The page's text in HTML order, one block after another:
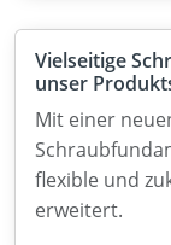
Vielseitige
unser
Mit einer
flexible und
erweitert.